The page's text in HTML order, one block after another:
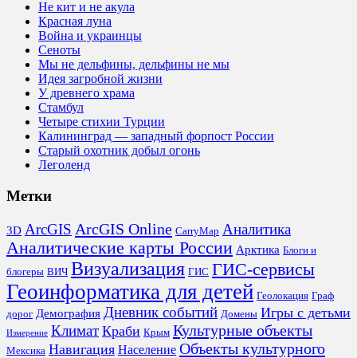
Не кит и не акула
Красная луна
Война и украинцы
Сеноты
Мы не дельфины, дельфины не мы
Идея загробной жизни
У древнего храма
Стамбул
Четыре стихии Турции
Калининград — западный форпост России
Старый охотник добыл огонь
Леголенд
Метки
3D ArcGIS ArcGIS Online CarryMap Аналитика
Аналитические карты России Арктика Блоги и
блогеры ВИЧ Визуализация ГИС ГИС-сервисы
Геоинформатика для детей Геолокация Граф
дорог Демография Дневник событий Домены Игры с детьми
Измерение Климат Краби Крым Культурные объекты
Мексика Навигация Население Объекты культурного